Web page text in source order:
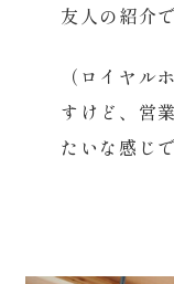
友人の紹介
（ロイヤル
すけど、営
たいな感じ